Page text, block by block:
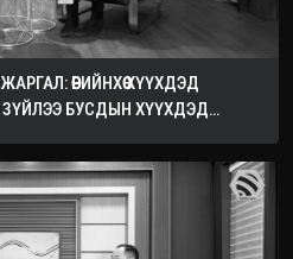
ӨӨРИЙНХӨӨ ХҮҮХДЭД
БУСДЫН ХҮҮХДЭД